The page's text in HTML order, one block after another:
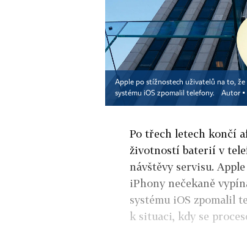
Apple po stížnostech uživatelů na to, že
systému iOS zpomalil telefony.
Autor ▪
Po třech letech končí
životností baterií v
návštěvy servisu.
iPhony nečekaně
systému iOS zpomalil
k situaci, kdy se